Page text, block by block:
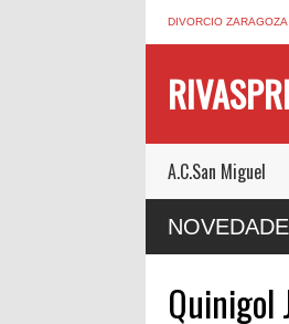
DIVORCIO ZARAGOZA
A.C.San Miguel
ROOM DE MUCHO MIEDO EN
Quinigol